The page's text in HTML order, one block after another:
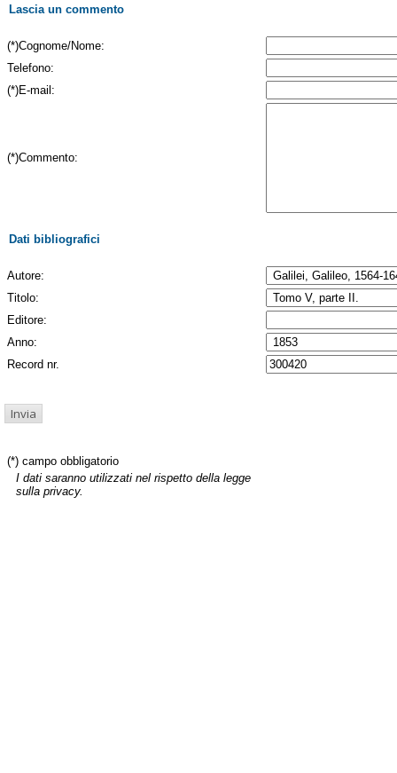
Lascia un commento
(*)Cognome/Nome:
Telefono:
(*)E-mail:
(*)Commento:
Dati bibliografici
Autore:
Titolo:
Editore:
Anno:
Record nr.
(*) campo obbligatorio
I dati saranno utilizzati nel rispetto della legge
sulla privacy.